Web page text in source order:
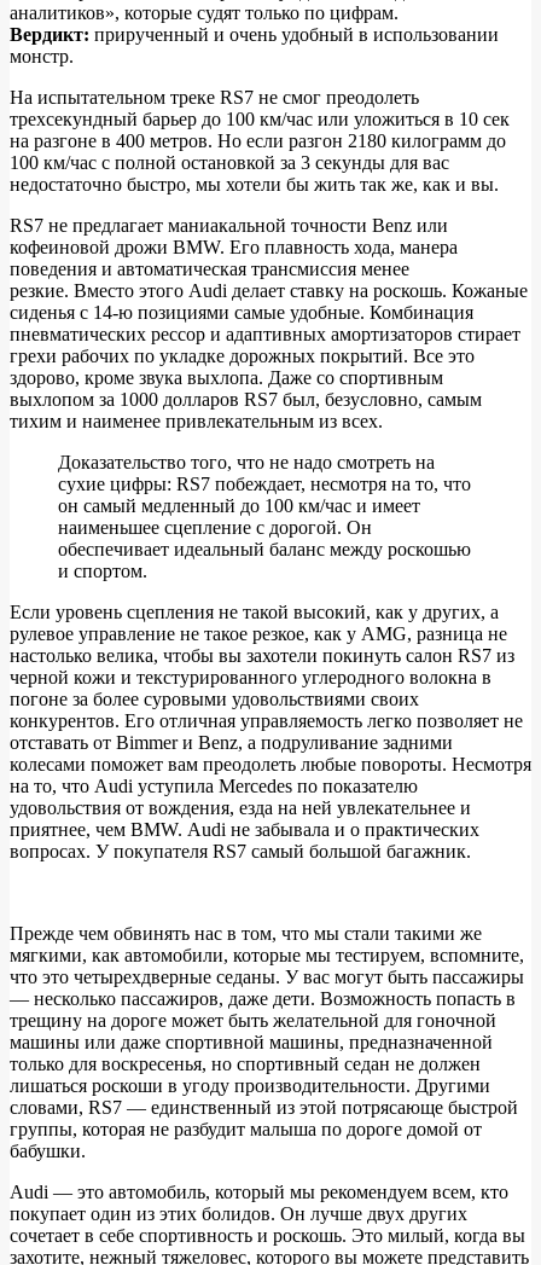
аналитиков», которые судят только по цифрам.
Вердикт: прирученный и очень удобный в использовании
монстр.
На испытательном треке RS7 не смог преодолеть
трехсекундный барьер до 100 км/час или уложиться в 10 сек
на разгоне в 400 метров. Но если разгон 2180 килограмм до
100 км/час с полной остановкой за 3 секунды для вас
недостаточно быстро, мы хотели бы жить так же, как и вы.
RS7 не предлагает маниакальной точности Benz или
кофеиновой дрожи BMW. Его плавность хода, манера
поведения и автоматическая трансмиссия менее
резкие. Вместо этого Audi делает ставку на роскошь. Кожаные
сиденья с 14-ю позициями самые удобные. Комбинация
пневматических рессор и адаптивных амортизаторов стирает
грехи рабочих по укладке дорожных покрытий. Все это
здорово, кроме звука выхлопа. Даже со спортивным
выхлопом за 1000 долларов RS7 был, безусловно, самым
тихим и наименее привлекательным из всех.
Доказательство того, что не надо смотреть на
сухие цифры: RS7 побеждает, несмотря на то, что
он самый медленный до 100 км/час и имеет
наименьшее сцепление с дорогой. Он
обеспечивает идеальный баланс между роскошью
и спортом.
Если уровень сцепления не такой высокий, как у других, а
рулевое управление не такое резкое, как у AMG, разница не
настолько велика, чтобы вы захотели покинуть салон RS7 из
черной кожи и текстурированного углеродного волокна в
погоне за более суровыми удовольствиями своих
конкурентов. Его отличная управляемость легко позволяет не
отставать от Bimmer и Benz, а подруливание задними
колесами поможет вам преодолеть любые повороты. Несмотря
на то, что Audi уступила Mercedes по показателю
удовольствия от вождения, езда на ней увлекательнее и
приятнее, чем BMW. Audi не забывала и о практических
вопросах. У покупателя RS7 самый большой багажник.
Прежде чем обвинять нас в том, что мы стали такими же
мягкими, как автомобили, которые мы тестируем, вспомните,
что это четырехдверные седаны. У вас могут быть пассажиры
— несколько пассажиров, даже дети. Возможность попасть в
трещину на дороге может быть желательной для гоночной
машины или даже спортивной машины, предназначенной
только для воскресенья, но спортивный седан не должен
лишаться роскоши в угоду производительности. Другими
словами, RS7 — единственный из этой потрясающе быстрой
группы, которая не разбудит малыша по дороге домой от
бабушки.
Audi — это автомобиль, который мы рекомендуем всем, кто
покупает один из этих болидов. Он лучше двух других
сочетает в себе спортивность и роскошь. Это милый, когда вы
захотите, нежный тяжеловес, которого вы можете представить